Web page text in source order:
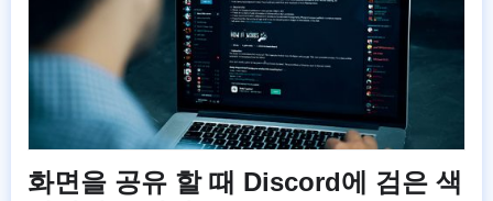
화면을 공유 할 때 Discord에 검은 색